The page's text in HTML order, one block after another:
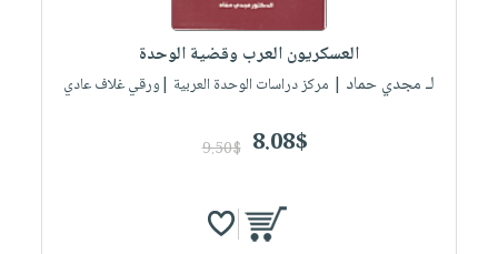
العسكريون العرب وقضية الوحدة
لـ مجدي حماد | مركز دراسات الوحدة العربية |ورقي غلاف عادي
8.08$
9.50$